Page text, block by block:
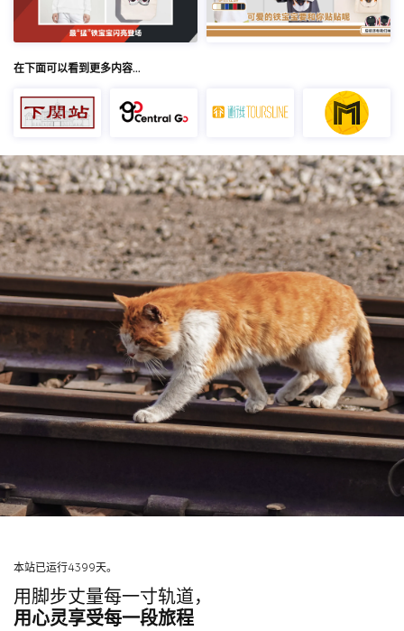
在下面可以看到更多内容…
本站已运行4399天。
用脚步丈量每一寸轨道，
用心灵享受每一段旅程